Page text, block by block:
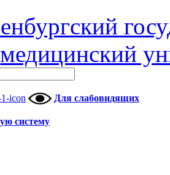
медицинский
Для слабовидящих
систему